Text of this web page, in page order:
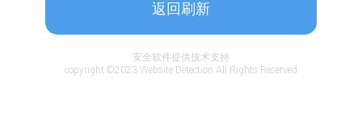
返回刷新
安全软件提供技术支持
copyright ©2023 Website Detection All Rights Reserved